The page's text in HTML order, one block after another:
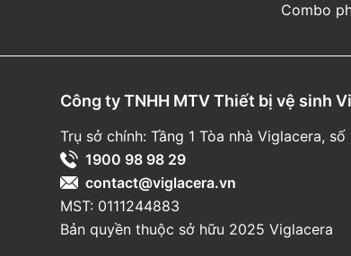
Combo
Công ty TNHH MTV Thiết bị vệ sinh
Trụ sở chính: Tầng 1 Tòa nhà Viglacera,
1900 98 98 29
contact@viglacera.vn
MST: 0111244883
Bản quyền thuộc sở hữu 2025 Viglacera